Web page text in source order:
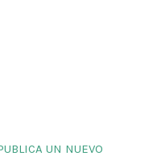
UN NUEVO